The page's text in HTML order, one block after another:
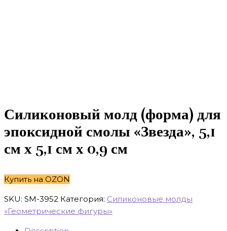
Силиконовый молд (форма) для
эпоксидной смолы «Звезда», 5,1
см х 5,1 см х 0,9 см
Купить на OZON
SKU: SM-3952 Категория: Силиконовые молды
«Геометрические фигуры»